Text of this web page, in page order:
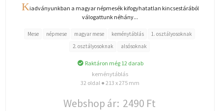
Kiadványunkban a magyar népmesék kifogyhatatlan kincsestárából
válogattunk néhány...
Mese népmese magyar mese keménytáblás
1. osztályosoknak
2. osztályosoknak
alsósoknak
Raktáron még 12 darab
keménytáblás
32 oldal ● 213 x 275 mm
Webshop ár: 2490 Ft